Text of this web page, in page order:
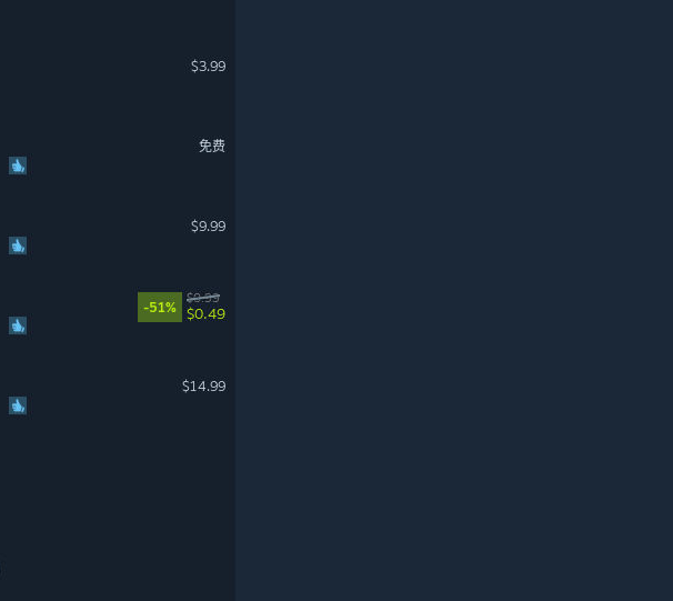
$3.99
免费
$9.99
-51%
$0.99
$0.49
$14.99